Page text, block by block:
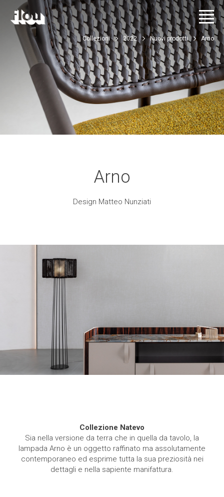
Collezioni 2022 Nuovi prodotti Arno
Arno
Design Matteo Nunziati
Collezione Natevo
Sia nella versione da terra che in quella da tavolo, la
lampada Arno è un oggetto raffinato ma assolutamente
contemporaneo ed esprime tutta la sua preziosità nei
dettagli e nella sapiente manifattura.